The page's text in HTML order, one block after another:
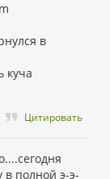
в
куча
Цитировать
в полной э-э-